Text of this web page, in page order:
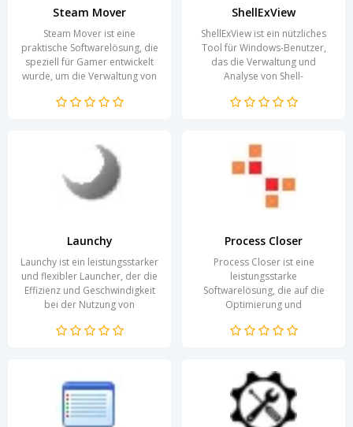
Steam Mover
Steam Mover ist eine
praktische Softwarelösung, die
speziell für Gamer entwickelt
wurde, um die Verwaltung von
zu erleichtern....
ShellExView
ShellExView ist ein nützliches
Tool für Windows-Benutzer,
das die Verwaltung und
Analyse von Shell-
Diese Erweiterungen sind...
Launchy
Launchy ist ein leistungsstarker
und flexibler Launcher, der die
Effizienz und Geschwindigkeit
bei der Nutzung von
Ihrem Computer...
Process Closer
Process Closer ist eine
leistungsstarke
Softwarelösung, die auf die
Optimierung und
Geschäftsprozessen abzielt.